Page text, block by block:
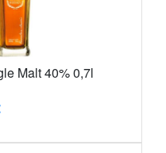
Malt 40% 0,7l